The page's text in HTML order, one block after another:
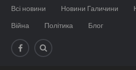
Всі новини Новини Галичини
Війна
Політика Блог